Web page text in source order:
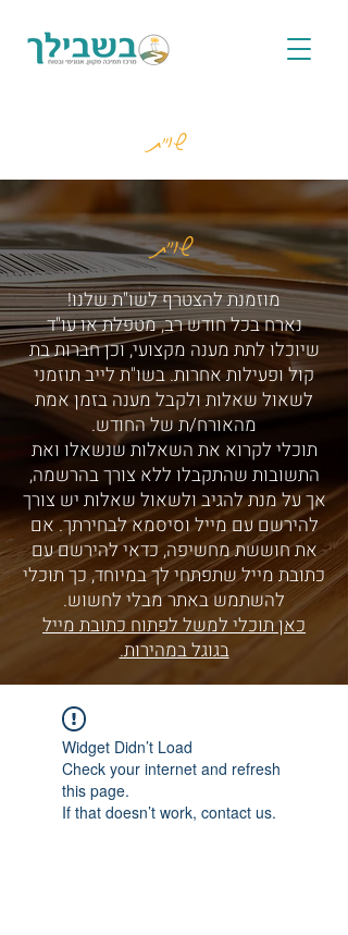
שו"ת
שו"ת
מוזמנת להצטרף לשו"ת שלנו!
נארח בכל חודש רב, מטפלת או עו"ד
שיוכלו לתת מענה מקצועי, וכן חברות בת
קול ופעילות אחרות. בשו"ת לייב תוזמני
לשאול שאלות ולקבל מענה בזמן אמת
מהאורח/ת של החודש.
תוכלי לקרוא את השאלות שנשאלו ואת
התשובות שהתקבלו ללא צורך בהרשמה,
אך על מנת להגיב ולשאול שאלות יש צורך
להירשם עם מייל וסיסמא לבחירתך. אם
את חוששת מחשיפה, כדאי להירשם עם
כתובת מייל שתפתחי לך במיוחד, כך תוכלי
להשתמש באתר מבלי לחשוש.
כאן תוכלי למשל לפתוח כתובת מייל
בגוגל במהירות.
Widget Didn’t Load
Check your internet and refresh
this page.
If that doesn’t work, contact us.